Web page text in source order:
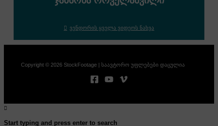
ვენდორის ყველა ვიდეოს ნახვა
Copyright © 2026 StockFootage | საავტორო უფლებები დაცულია
Start typing and press enter to search